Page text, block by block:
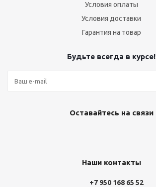
Условия оплаты
Условия доставки
Гарантия на товар
Будьте всегда в курсе!
Оставайтесь на связи
Наши контакты
+7 950 168 65 52